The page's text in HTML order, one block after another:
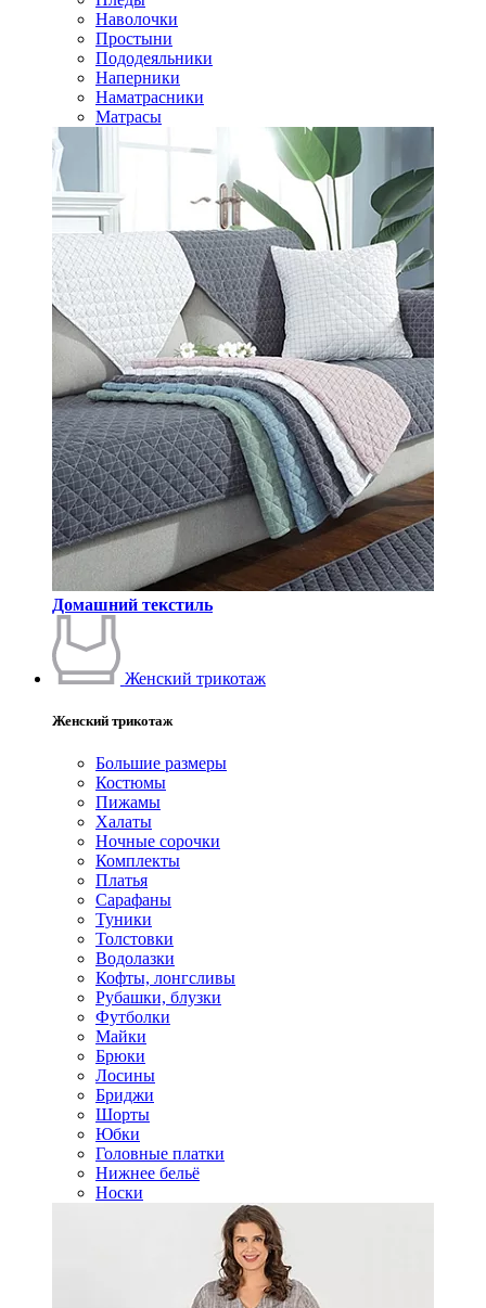
Наволочки
Простыни
Пододеяльники
Наперники
Наматрасники
Матрасы
Домашний текстиль
Женский трикотаж
Женский трикотаж
Большие размеры
Костюмы
Пижамы
Халаты
Ночные сорочки
Комплекты
Платья
Сарафаны
Туники
Толстовки
Водолазки
Кофты, лонгсливы
Рубашки, блузки
Футболки
Майки
Брюки
Лосины
Бриджи
Шорты
Юбки
Головные платки
Нижнее бельё
Носки